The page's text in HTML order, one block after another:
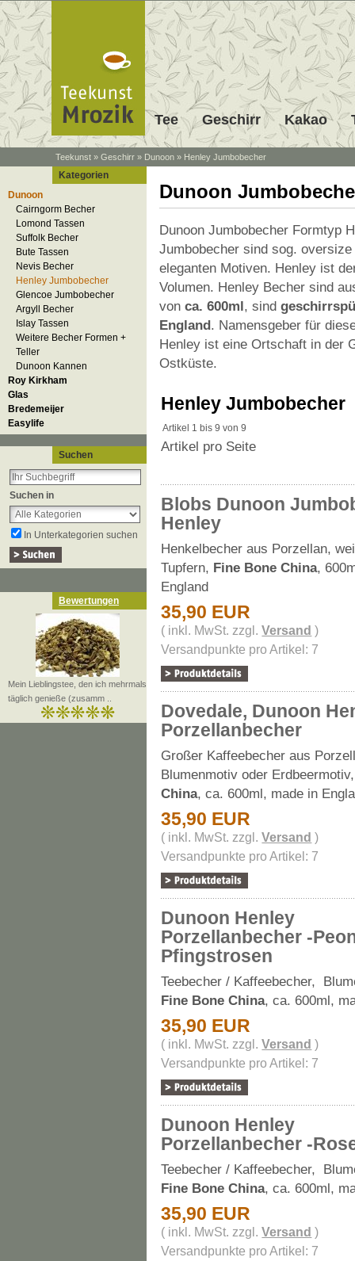
Tee Geschirr Kakao
Teekunst » Geschirr » Dunoon » Henley Jumbobecher
Kategorien
Dunoon
Cairngorm Becher
Lomond Tassen
Suffolk Becher
Bute Tassen
Nevis Becher
Henley Jumbobecher
Glencoe Jumbobecher
Argyll Becher
Islay Tassen
Weitere Becher Formen +
Teller
Dunoon Kannen
Roy Kirkham
Glas
Bredemeijer
Easylife
Suchen
Suchen in
In Unterkategorien suchen
Bewertungen
Mein Lieblingstee, den ich mehrmals
täglich genieße (zusamm ..
Dunoon
Dunoon Jumbobecher Formtyp
Jumbobecher sind sog.
eleganten Motiven. Henley ist
Volumen. Henley Becher sind
von ca. 600ml, sind
England. Namensgeber für
Henley ist eine Ortschaft in der
Ostküste.
Henley Jumbobecher
Artikel 1 bis 9 von 9
Artikel pro Seite
Blobs Dunoon
Henley
Henkelbecher aus Porzellan,
Tupfern, Fine Bone China,
England
35,90 EUR
( inkl. MwSt. zzgl.Versand )
Versandpunkte pro Artikel: 7
Dovedale, Dunoon
Porzellanbecher
Großer Kaffeebecher aus
Blumenmotiv oder
China, ca. 600ml, made in
35,90 EUR
( inkl. MwSt. zzgl.Versand )
Versandpunkte pro Artikel: 7
Dunoon Henley
Porzellanbecher -
Pfingstrosen
Teebecher / Kaffeebecher,
Fine Bone China, ca. 600ml,
35,90 EUR
( inkl. MwSt. zzgl.Versand )
Versandpunkte pro Artikel: 7
Dunoon Henley
Porzellanbecher -
Teebecher / Kaffeebecher,
Fine Bone China, ca. 600ml,
35,90 EUR
( inkl. MwSt. zzgl.Versand )
Versandpunkte pro Artikel: 7